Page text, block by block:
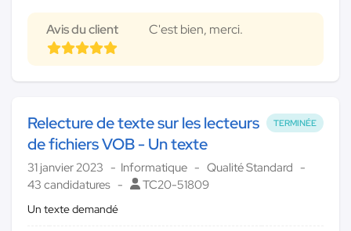
Avis du client C'est bien, merci.
TERMINÉE
Relecture de texte sur les lecteurs
de fichiers VOB - Un texte
31 janvier 2023 Informatique
Qualité Standard
43 candidatures
TC20-51809
Un texte demandé